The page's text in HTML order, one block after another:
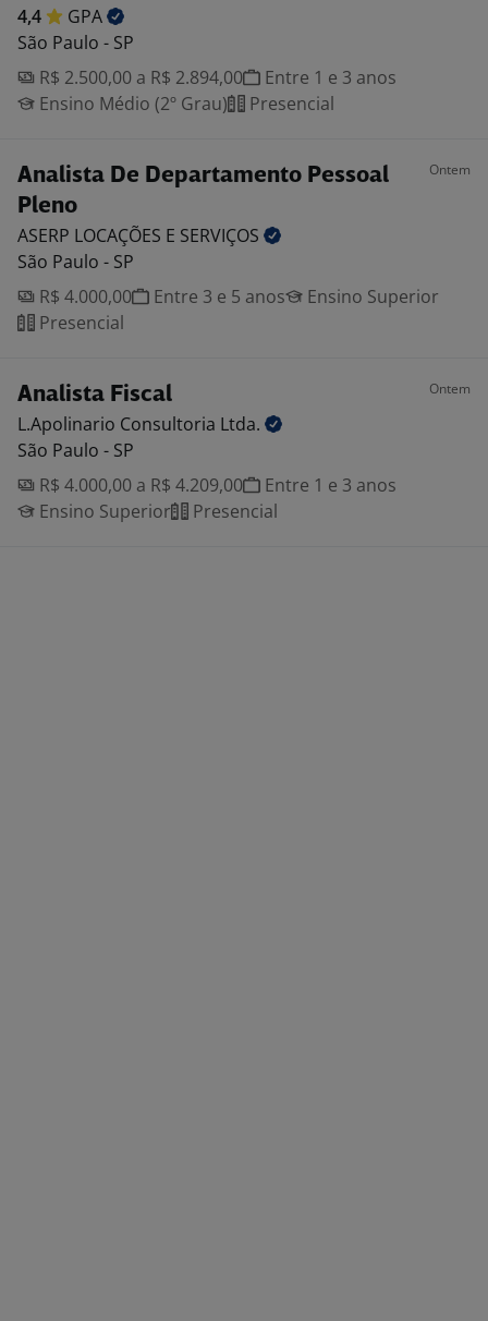
4,4
GPA
São Paulo - SP
R$ 2.500,00 a R$ 2.894,00
Entre 1 e 3 anos
Ensino Médio (2º Grau)
Presencial
Analista De Departamento Pessoal
Pleno
Ontem
ASERP LOCAÇÕES E SERVIÇOS
São Paulo - SP
R$ 4.000,00
Entre 3 e 5 anos
Ensino Superior
Presencial
Analista Fiscal Ontem
L.Apolinario Consultoria Ltda.
São Paulo - SP
R$ 4.000,00 a R$ 4.209,00
Entre 1 e 3 anos
Ensino Superior
Presencial